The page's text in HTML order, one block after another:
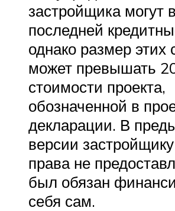
застройщика могут
последней
однако размер этих
может превышать
стоимости проекта,
обозначенной в
декларации. В
версии застройщику
права не
был обязан
себя сам.